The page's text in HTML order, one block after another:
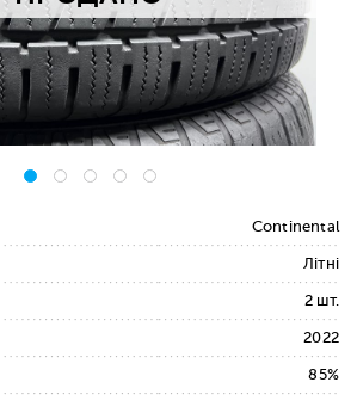
Continental
Літні
2 шт.
2022
85%